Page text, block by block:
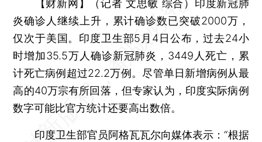
【财新网】（记者 文思敏 综合） 印度新冠肺
炎确诊人继续上升，累计确诊数已突破2000万，
仅次于美国。印度卫生部5月4日公布，过去24小
时增加35.5万人确诊新冠肺炎，3449人死亡，累
计死亡病例超过22.2万例。尽管单日新增病例从最
高的40万宗有所回落，但专家认为，印度实际病例
数字可能比官方统计还要高出数倍。
印度卫生部官员阿格瓦瓦尔向媒体表示：“根据